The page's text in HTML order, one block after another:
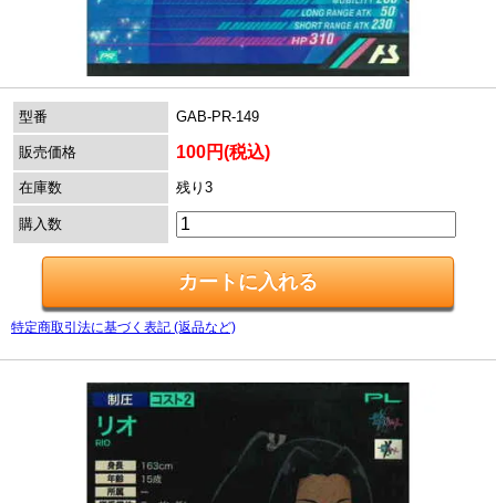
型番 GAB-PR-149
販売価格 100円(税込)
在庫数 残り3
購入数
特定商取引法に基づく表記 (返品など)